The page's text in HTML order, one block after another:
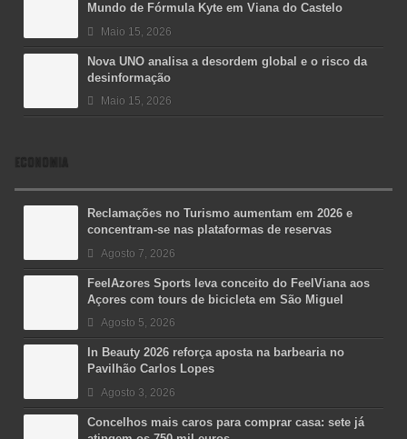
Mundo de Fórmula Kyte em Viana do Castelo
Maio 15, 2026
Nova UNO analisa a desordem global e o risco da
desinformação
Maio 15, 2026
ECONOMIA
Reclamações no Turismo aumentam em 2026 e
concentram-se nas plataformas de reservas
Agosto 7, 2026
FeelAzores Sports leva conceito do FeelViana aos
Açores com tours de bicicleta em São Miguel
Agosto 5, 2026
In Beauty 2026 reforça aposta na barbearia no
Pavilhão Carlos Lopes
Agosto 3, 2026
Concelhos mais caros para comprar casa: sete já